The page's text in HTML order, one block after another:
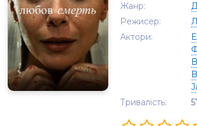
Жанр:
Режисер:
Актори:
Тривалість: